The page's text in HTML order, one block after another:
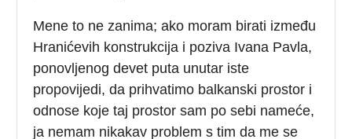
Mene to ne zanima; ako moram birati između
Hranićevih konstrukcija i poziva Ivana Pavla,
ponovljenog devet puta unutar iste
propovijedi, da prihvatimo balkanski prostor i
odnose koje taj prostor sam po sebi nameće,
ja nemam nikakav problem s tim da me se